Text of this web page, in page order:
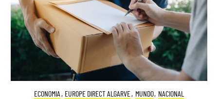
ECONOMIA , EUROPE DIRECT ALGARVE, MUNDO, NACIONAL